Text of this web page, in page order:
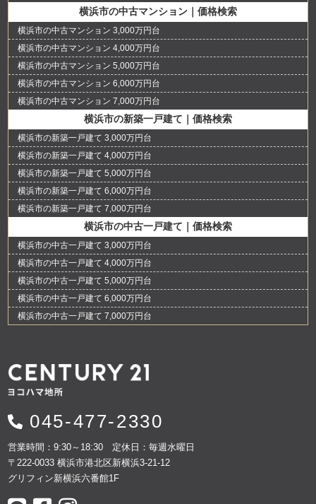
横浜市の中古マンション｜価格検索
横浜市の中古マンション 3,000万円台
横浜市の中古マンション 4,000万円台
横浜市の中古マンション 5,000万円台
横浜市の中古マンション 6,000万円台
横浜市の中古マンション 7,000万円台
横浜市の新築一戸建て｜価格検索
横浜市の新築一戸建て 3,000万円台
横浜市の新築一戸建て 4,000万円台
横浜市の新築一戸建て 5,000万円台
横浜市の新築一戸建て 6,000万円台
横浜市の新築一戸建て 7,000万円台
横浜市の中古一戸建て｜価格検索
横浜市の中古一戸建て 3,000万円台
横浜市の中古一戸建て 4,000万円台
横浜市の中古一戸建て 5,000万円台
横浜市の中古一戸建て 6,000万円台
横浜市の中古一戸建て 7,000万円台
045-477-2330
営業時間：9:30～18:30 定休日：毎週水曜日
〒222-0033 横浜市港北区新横浜3-21-12
グリフィン新横浜六番館1F